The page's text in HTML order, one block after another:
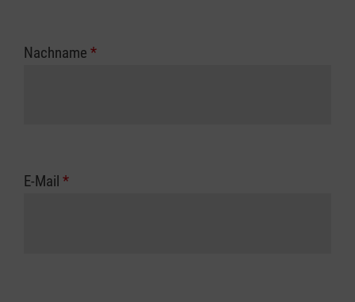
Nachname *
E-Mail *